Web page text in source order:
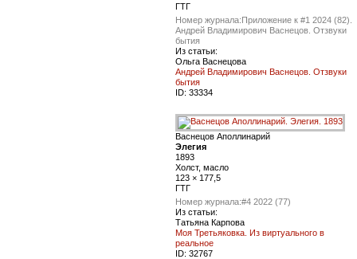
ГТГ
Номер журнала:Приложение к #1 2024 (82).
Андрей Владимирович Васнецов. Отзвуки
бытия
Из статьи:
Ольга Васнецова
Андрей Владимирович Васнецов. Отзвуки
бытия
ID: 33334
Васнецов Аполлинарий
Элегия
1893
Холст, масло
123 × 177,5
ГТГ
Номер журнала:#4 2022 (77)
Из статьи:
Татьяна Карпова
Моя Третьяковка. Из виртуального в
реальное
ID: 32767